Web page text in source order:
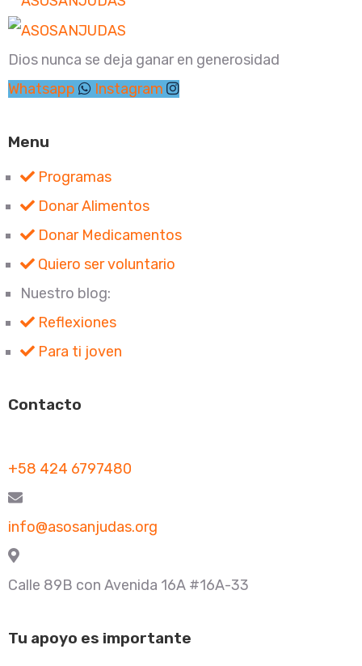
Dios nunca se deja ganar en generosidad
Whatsapp
Instagram
Menu
Programas
Donar Alimentos
Donar Medicamentos
Quiero ser voluntario
Nuestro blog:
Reflexiones
Para ti joven
Contacto
+58 424 6797480
info@asosanjudas.org
Calle 89B con Avenida 16A #16A-33
Tu apoyo es importante